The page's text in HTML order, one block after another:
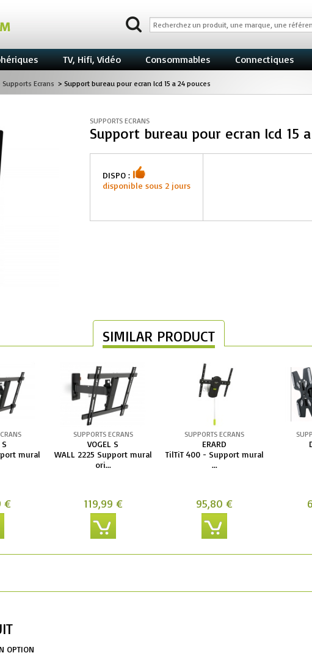
TV, Hifi, Vidéo Consommables Connectiques
Supports Ecrans > Support bureau pour ecran lcd 15 a 24 pouces
SUPPORTS ECRANS
Support bureau pour ecran lcd 15
DISPO :
disponible sous 2 jours
SIMILAR PRODUCT
mural
€
SUPPORTS ECRANS
VOGEL S
WALL 2225 Support mural
ori...
119,99 €
SUPPORTS ECRANS
ERARD
TilTiT 400 - Support mural
...
95,80 €
OPTION